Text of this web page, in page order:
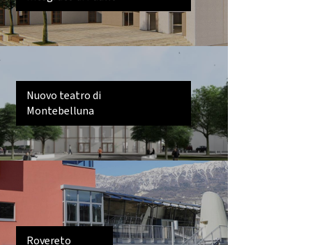
Nuovo teatro di
Montebelluna
Rovereto